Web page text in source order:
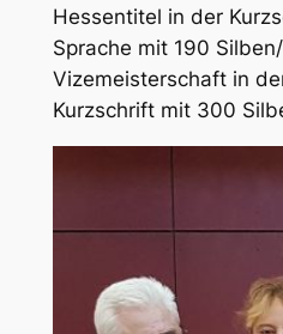
Hessentitel in der
Sprache mit 190
Vizemeisterschaft in
Kurzschrift mit 300